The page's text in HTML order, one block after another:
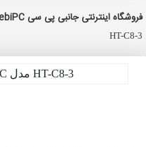
فروشگاه اینترنتی جانبی پی سی JanebiPC
HT-C8-3